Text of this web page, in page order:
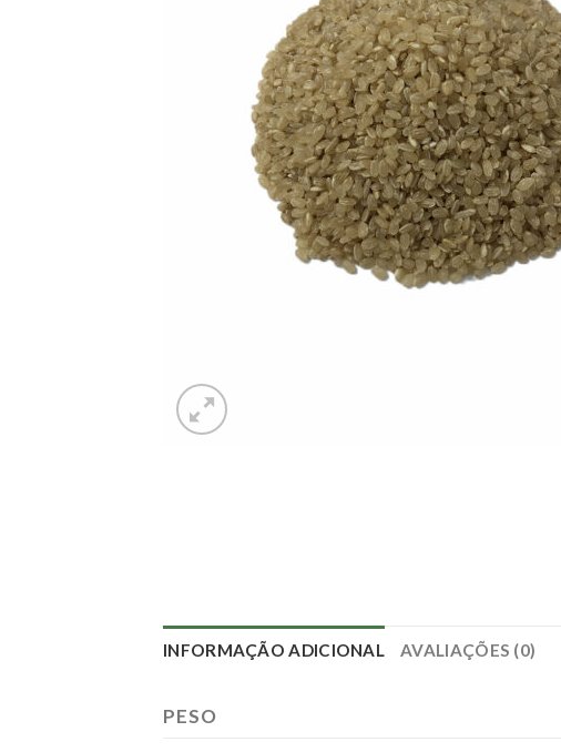
INFORMAÇÃO ADICIONAL AVALIAÇÕES (0)
PESO